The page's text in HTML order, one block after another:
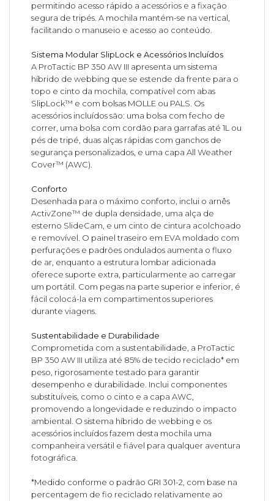
permitindo acesso rápido a acessórios e a fixação
segura de tripés. A mochila mantém-se na vertical,
facilitando o manuseio e acesso ao conteúdo.
Sistema Modular SlipLock e Acessórios Incluídos
A ProTactic BP 350 AW III apresenta um sistema
híbrido de webbing que se estende da frente para o
topo e cinto da mochila, compatível com abas
SlipLock™ e com bolsas MOLLE ou PALS. Os
acessórios incluídos são: uma bolsa com fecho de
correr, uma bolsa com cordão para garrafas até 1L ou
pés de tripé, duas alças rápidas com ganchos de
segurança personalizados, e uma capa All Weather
Cover™ (AWC).
Conforto
Desenhada para o máximo conforto, inclui o arnês
ActivZone™ de dupla densidade, uma alça de
esterno SlideCam, e um cinto de cintura acolchoado
e removível. O painel traseiro em EVA moldado com
perfurações e padrões ondulados aumenta o fluxo
de ar, enquanto a estrutura lombar adicionada
oferece suporte extra, particularmente ao carregar
um portátil. Com pegas na parte superior e inferior, é
fácil colocá-la em compartimentos superiores
durante viagens.
Sustentabilidade e Durabilidade
Comprometida com a sustentabilidade, a ProTactic
BP 350 AW III utiliza até 85% de tecido reciclado* em
peso, rigorosamente testado para garantir
desempenho e durabilidade. Inclui componentes
substituíveis, como o cinto e a capa AWC,
promovendo a longevidade e reduzindo o impacto
ambiental. O sistema híbrido de webbing e os
acessórios incluídos fazem desta mochila uma
companheira versátil e fiável para qualquer aventura
fotográfica.
*Medido conforme o padrão GRI 301-2, com base na
percentagem de fio reciclado relativamente ao